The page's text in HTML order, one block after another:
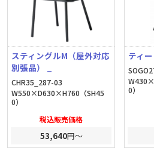
スティングルM（屋外対応
別張品） _
CHR35_287-03
W550×D630×H760（SH45
0）
税込販売価格
53,640円～
ティ
0）